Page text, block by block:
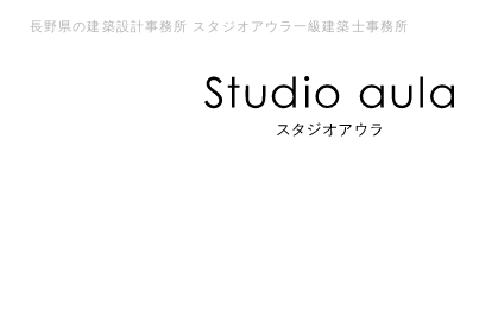
長野県の建築設計事務所 スタジオアウラ一級建築士事務所